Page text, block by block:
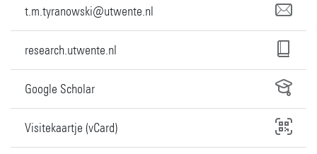
t.m.tyranowski@utwente.nl
research.utwente.nl
Google Scholar
Visitekaartje (vCard)